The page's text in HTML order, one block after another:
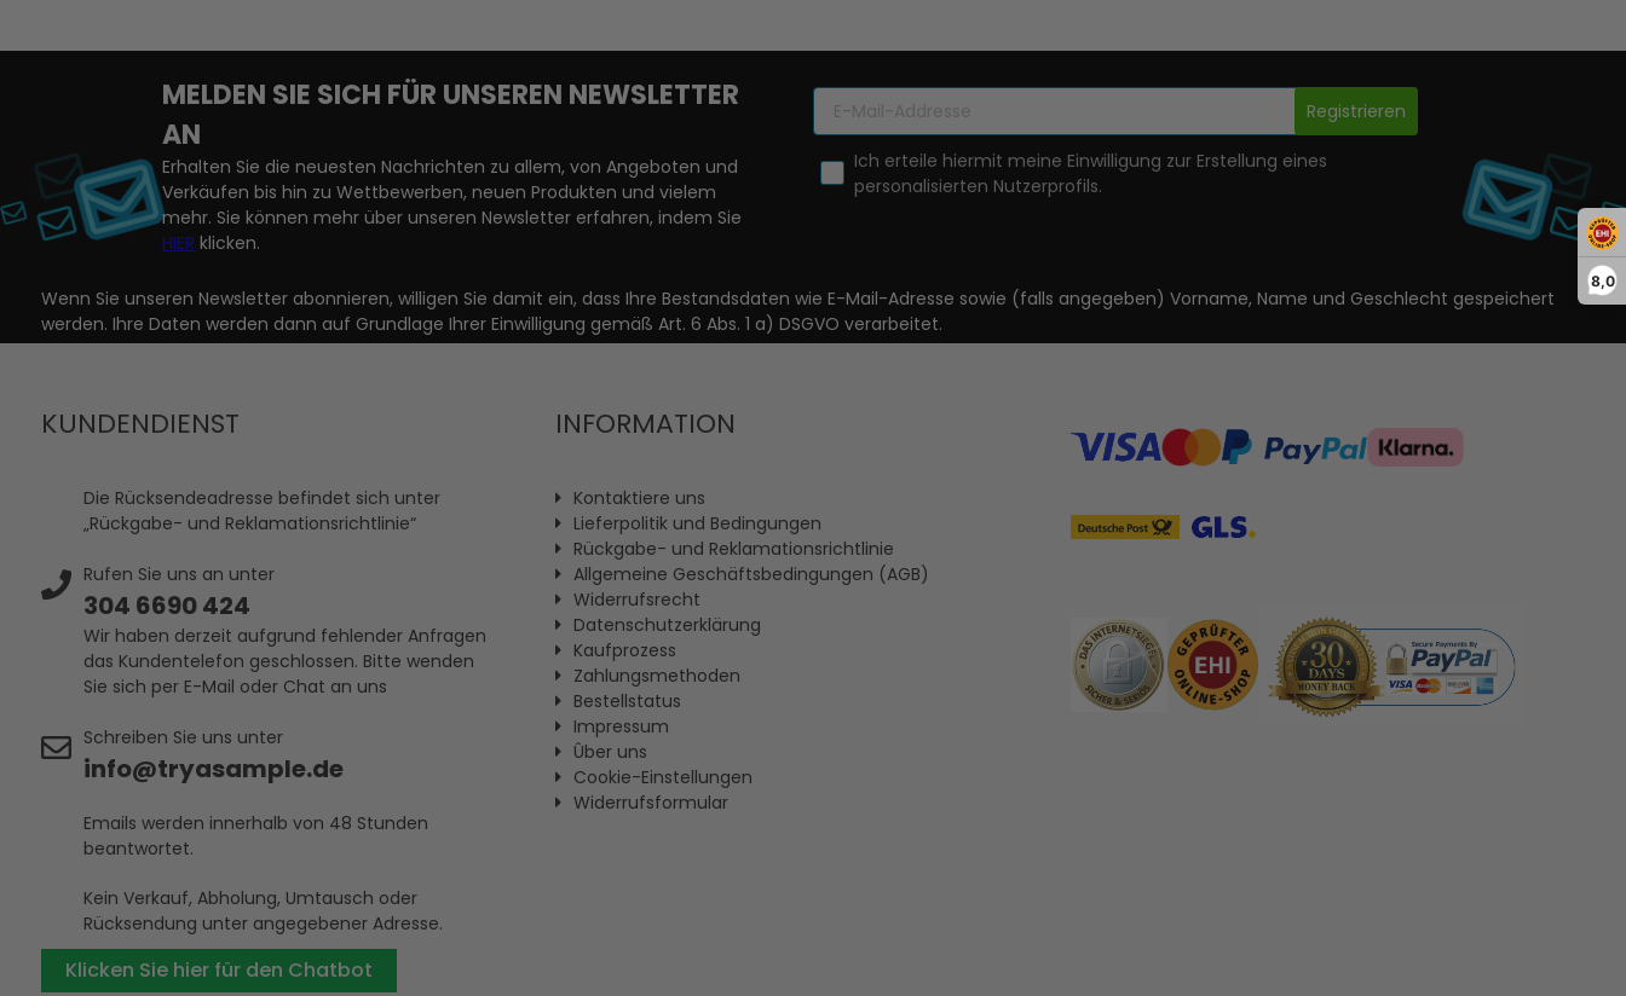
8,0
MELDEN SIE SICH FÜR UNSEREN NEWSLETTER
AN
Erhalten Sie die neuesten Nachrichten zu allem, von Angeboten und
Verkäufen bis hin zu Wettbewerben, neuen Produkten und vielem
mehr. Sie können mehr über unseren Newsletter erfahren, indem Sie
HIER klicken.
Registrieren
Ich erteile hiermit meine Einwilligung zur Erstellung eines
personalisierten Nutzerprofils.
Wenn Sie unseren Newsletter abonnieren, willigen Sie damit ein, dass Ihre Bestandsdaten wie E-Mail-Adresse sowie (falls angegeben) Vorname, Name und Geschlecht gespeichert
werden. Ihre Daten werden dann auf Grundlage Ihrer Einwilligung gemäß Art. 6 Abs. 1 a) DSGVO verarbeitet.
KUNDENDIENST
Die Rücksendeadresse befindet sich unter
„Rückgabe- und Reklamationsrichtlinie“
Rufen Sie uns an unter
304 6690 424
Wir haben derzeit aufgrund fehlender Anfragen
das Kundentelefon geschlossen. Bitte wenden
Sie sich per E-Mail oder Chat an uns
Schreiben Sie uns unter
info@tryasample.de
Emails werden innerhalb von 48 Stunden
beantwortet.
Kein Verkauf, Abholung, Umtausch oder
Rücksendung unter angegebener Adresse.
Klicken Sie hier für den Chatbot
INFORMATION
Kontaktiere uns
Lieferpolitik und Bedingungen
Rückgabe- und Reklamationsrichtlinie
Allgemeine Geschäftsbedingungen (AGB)
Widerrufsrecht
Datenschutzerklärung
Kaufprozess
Zahlungsmethoden
Bestellstatus
Impressum
Ûber uns
Cookie-Einstellungen
Widerrufsformular